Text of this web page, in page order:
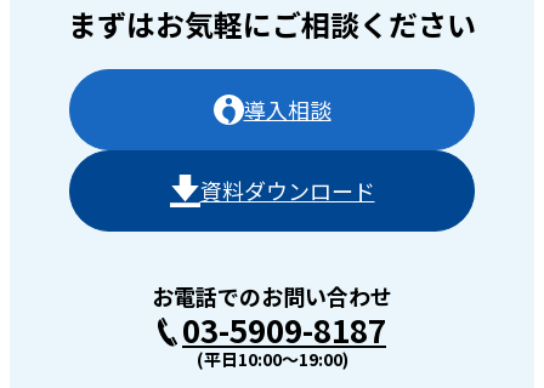
まずはお気軽にご相談ください
導入相談
資料ダウンロード
お電話でのお問い合わせ
03-5909-8187
(平日10:00〜19:00)